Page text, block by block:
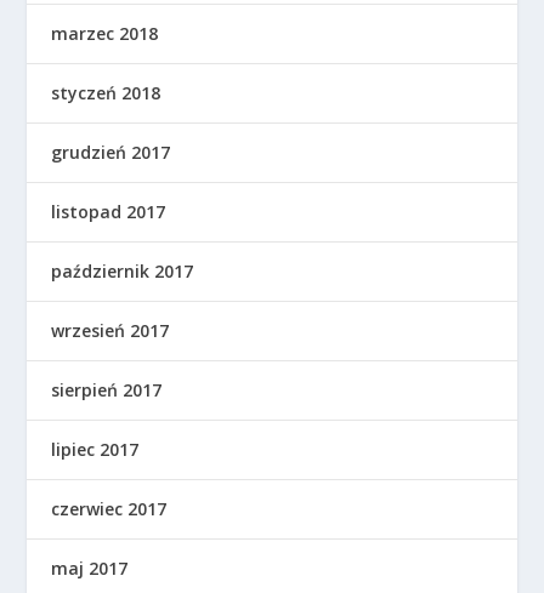
marzec 2018
styczeń 2018
grudzień 2017
listopad 2017
październik 2017
wrzesień 2017
sierpień 2017
lipiec 2017
czerwiec 2017
maj 2017